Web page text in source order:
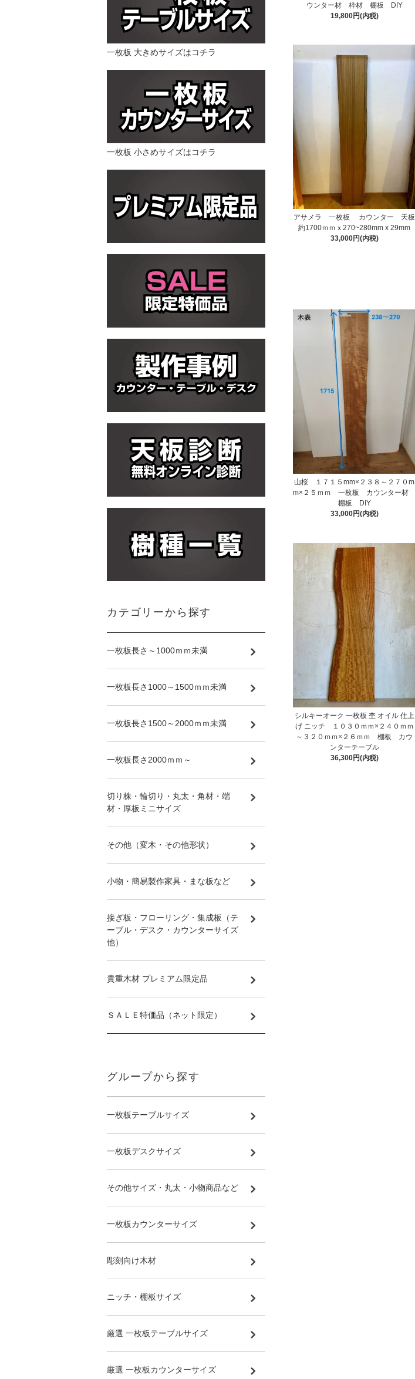
ウンター材 枠材 棚板 DIY
19,800円(内税)
アサメラ 一枚板 カウンター 天板
約1700ｍｍｘ270~280mm x 29mm
33,000円(内税)
山桜 １７１５mm×２３８～２７０m
m×２５ｍｍ 一枚板 カウンター材
棚板 DIY
33,000円(内税)
シルキーオーク 一枚板 杢 オイル 仕上
げ ニッチ １０３０ｍｍ×２４０ｍｍ
～３２０ｍｍ×２６ｍｍ 棚板 カウ
ンターテーブル
36,300円(内税)
一枚板 大きめサイズはコチラ
一枚板 小さめサイズはコチラ
カテゴリーから探す
一枚板長さ～1000ｍｍ未満
一枚板長さ1000～1500ｍｍ未満
一枚板長さ1500～2000ｍｍ未満
一枚板長さ2000ｍｍ～
切り株・輪切り・丸太・角材・端
材・厚板ミニサイズ
その他（変木・その他形状）
小物・簡易製作家具・まな板など
接ぎ板・フローリング・集成板（テ
ーブル・デスク・カウンターサイズ
他）
貴重木材 プレミアム限定品
ＳＡＬＥ特価品（ネット限定）
グループから探す
一枚板テーブルサイズ
一枚板デスクサイズ
その他サイズ・丸太・小物商品など
一枚板カウンターサイズ
彫刻向け木材
ニッチ・棚板サイズ
厳選 一枚板テーブルサイズ
厳選 一枚板カウンターサイズ